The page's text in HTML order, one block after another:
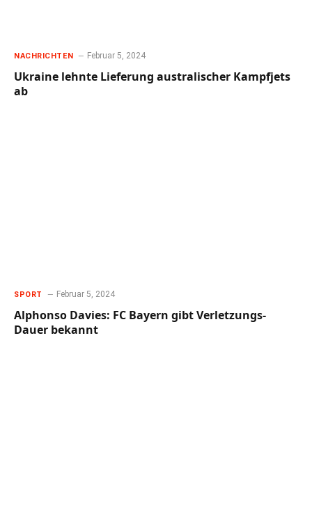
NACHRICHTEN Februar 5, 2024
Ukraine lehnte Lieferung australischer Kampfjets
ab
SPORT Februar 5, 2024
Alphonso Davies: FC Bayern gibt Verletzungs-
Dauer bekannt